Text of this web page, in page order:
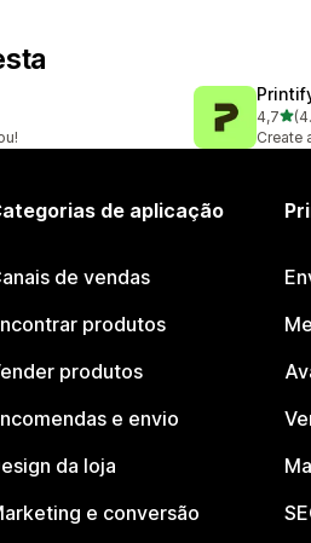
4,7de
4322
Create
de aplicação
de vendas
produtos
produtos
e envio
da loja
e conversão